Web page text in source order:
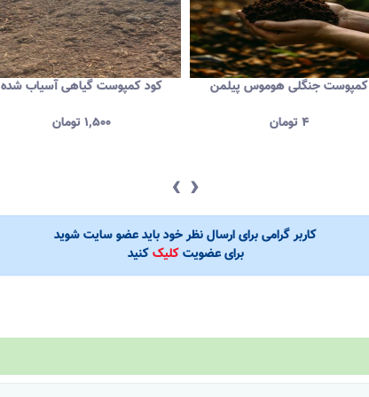
کود کمپوست گیاهی آسیاب شده
۱,۵۰۰تومان
کمپوست جنگلی هوموس پیلمن
۴تومان
‹ ›
کاربر گرامی برای ارسال نظر خود باید عضو سایت شوید
برای عضویتکلیککنید